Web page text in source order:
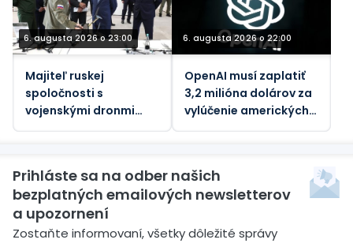
6. augusta 2026 o 23:00
Majiteľ ruskej
spoločnosti s
vojenskými dronmi
6. augusta 2026 o 22:00
OpenAI musí zaplatiť
3,2 milióna dolárov za
vylúčenie amerických
Prihláste sa na odber našich
bezplatných emailových newsletterov
a upozornení
Zostaňte informovaní, všetky dôležité správy